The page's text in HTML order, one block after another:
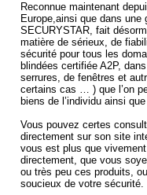
Reconnue maintenant
Europe,ainsi que dans une
SECURYSTAR, fait
matière de sérieux, de
sécurité pour tous les
blindées certifiée A2P,
serrures, de fenêtres et
certains cas … ) que l’on
biens de l’individu ainsi
Vous pouvez certes
directement sur son site
vous est plus que
directement, que vous
ou très peu ces produits,
soucieux de votre sécurité.